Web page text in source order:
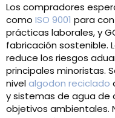
Los compradores
como ISO 9001 para
prácticas laborales, y
fabricación sostenible.
reduce los riesgos
principales minoristas.
nivelalgodon reciclado
y sistemas de agua de
objetivos ambientales.